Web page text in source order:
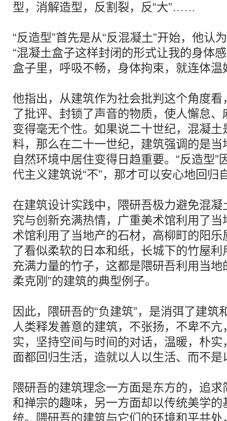
型，消解造型，反割裂，反“大”……
“反造型”首先是从“反混凝土”开始，他认
“混凝土盒子这样封闭的形式让我的身体
盒子里，呼吸不畅，身体拘束，就连体温
他指出，从建筑作为社会批判这个角度
了批评、封锁了声音的物质，使人懈怠
变得毫无个性。如果说二十世纪，混凝
料，那么在二十一世纪，建筑强调的是
自然环境中居住变得日趋重要。“反造型”
代主义建筑说“不”，那才可以安心地回归
在建筑设计实践中，隈研吾极力避免混
究与创新充满热情，广重美术馆利用了
术馆利用了当地产的石材，高柳町的阳
了看似柔软的日本和纸，长城下的竹屋
充满力量的竹子，这都是隈研吾利用当地
柔克刚”的建筑的典型例子。
因此，隈研吾的“负建筑”，是消弭了建筑
人类释发善意的建筑，不张扬，不卑不
实，坚持空间与时间的对话，温暖，朴
面都回归生活，造就以人以生活、而不
隈研吾的建筑理念一方面是东方的，追
和禅宗的趣味，另一方面却以传统美学
统。隈研吾的建筑与它们的环境和平共